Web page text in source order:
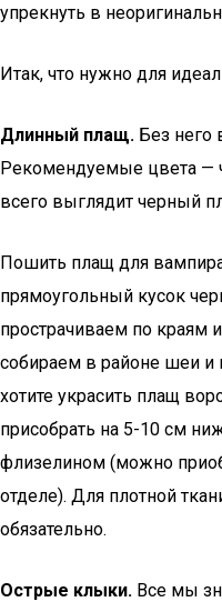
упрекнуть в
Итак, что нужно для
Длинный плащ. Без него
Рекомендуемые цвета —
всего выглядит черный
Пошить плащ для
прямоугольный кусок
прострачиваем по краям
собираем в районе шеи и
хотите украсить плащ
присобрать на 5-10 см
флизелином (можно
отделе). Для плотной
обязательно.
Острые клыки. Все мы